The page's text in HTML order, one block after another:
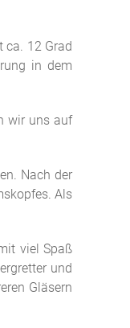
ca. 12 Grad
in dem
wir uns auf
Nach der
Als
viel Spaß
und
Gläsern